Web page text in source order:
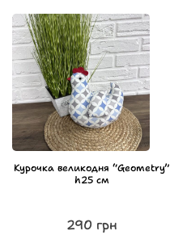
Курочка великодня “Geometry”
h25 см
290 грн